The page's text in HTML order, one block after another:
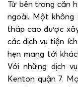
Từ bên trong căn
ngoài. Một không
tháp cao được
các dịch vụ tiện
hẹn mang tới
Với những dịch
Kenton quận 7.